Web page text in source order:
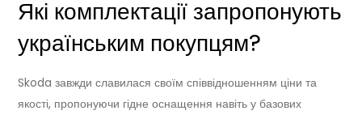
Які комплектації запропонують
українським покупцям?
Skoda завжди славилася своїм співвідношенням ціни та
якості, пропонуючи гідне оснащення навіть у базових